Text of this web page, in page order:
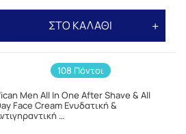
ΣΤΟ ΚΑΛΑΘΙ
108 Πόντοι
Men All In One After Shave & All
Face Cream Ενυδατική &
…